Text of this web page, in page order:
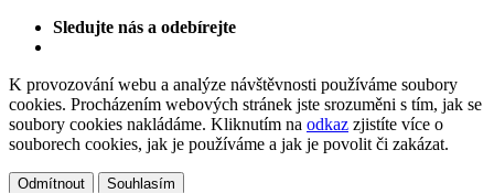
Sledujte nás a odebírejte
K provozování webu a analýze návštěvnosti používáme soubory
cookies. Procházením webových stránek jste srozuměni s tím, jak se
soubory cookies nakládáme. Kliknutím na odkaz zjistíte více o
souborech cookies, jak je používáme a jak je povolit či zakázat.
Odmítnout Souhlasím